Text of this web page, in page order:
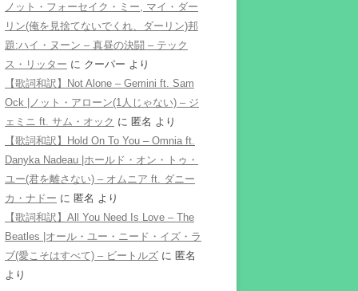
ノット・フォーセイク・ミー, マイ・ダー
リン(俺を見捨てないでくれ、ダーリン)邦
題:ハイ・ヌーン – 真昼の決闘 – テック
ス・リッター に クーパー より
【歌詞和訳】Not Alone – Gemini ft. Sam
Ock |ノット・アローン(1人じゃない) – ジ
ェミニ ft. サム・オック に 匿名 より
【歌詞和訳】Hold On To You – Omnia ft.
Danyka Nadeau |ホールド・オン・トゥ・
ユー(君を離さない) – オムニア ft. ダニー
カ・ナドー に 匿名 より
【歌詞和訳】All You Need Is Love – The
Beatles |オール・ユー・ニード・イズ・ラ
ブ(愛こそはすべて) – ビートルズ に 匿名
より